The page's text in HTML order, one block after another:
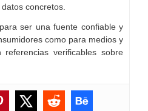
concretos.
ser una fuente confiable y
como para medios y
referencias verificables sobre